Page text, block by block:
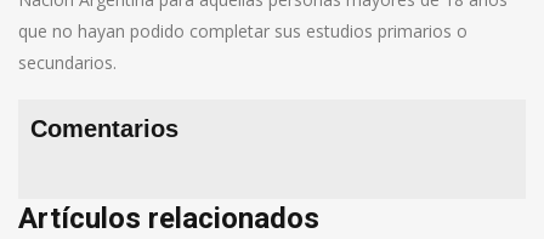
que no hayan podido completar sus estudios primarios o
secundarios.
Comentarios
Artículos relacionados